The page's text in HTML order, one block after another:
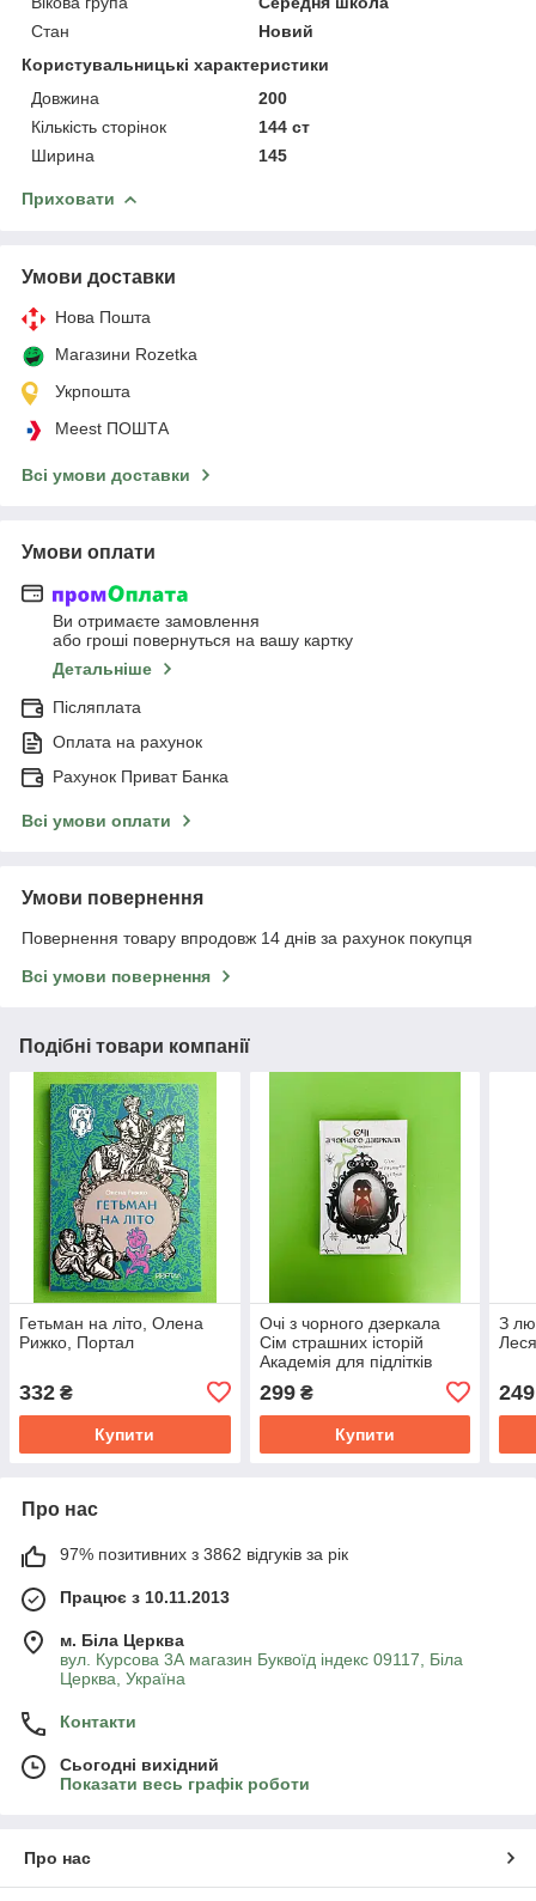
Стан
Новий
Користувальницькі характеристики
Довжина
200
Кількість сторінок
144 ст
Ширина
145
Приховати
Умови доставки
Нова Пошта
Магазини Rozetka
Укрпошта
Meest ПОШТА
Всі умови доставки
Умови оплати
Ви отримаєте замовлення
або гроші повернуться на вашу картку
Детальніше
Післяплата
Оплата на рахунок
Рахунок Приват Банка
Всі умови оплати
Умови повернення
Повернення товару впродовж 14 днів за рахунок покупця
Всі умови повернення
Подібні товари компанії
Гетьман на літо, Олена
Рижко, Портал
332 ₴
Купити
Очі з чорного дзеркала
Сім страшних історій
Академія для підлітків
299₴
Купити
З
249
Про нас
97% позитивних з 3862 відгуків за рік
Працює з 10.11.2013
м. Біла Церква
вул. Курсова 3А магазин Буквоїд індекс 09117, Біла
Церква, Україна
Контакти
Сьогодні вихідний
Показати весь графік роботи
Про нас